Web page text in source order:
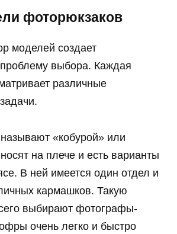
фоторюкзаков
моделей создает
выбора. Каждая
различные
«кобурой» или
на плече и есть варианты
В ней имеется один отдел и
кармашков. Такую
выбирают фотографы-
очень легко и быстро